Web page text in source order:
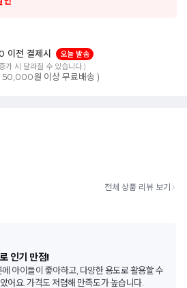
이전 결제시
오늘 발송
가 시 달라질 수 있습니다.)
원 이상 무료배송 )